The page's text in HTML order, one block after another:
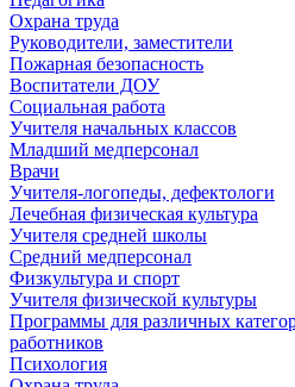
Охрана труда
Руководители, заместители
Пожарная безопасность
Воспитатели ДОУ
Социальная работа
Учителя начальных классов
Младший медперсонал
Врачи
Учителя-логопеды, дефектологи
Лечебная физическая культура
Учителя средней школы
Средний медперсонал
Физкультура и спорт
Учителя физической культуры
Программы для различных
работников
Психология